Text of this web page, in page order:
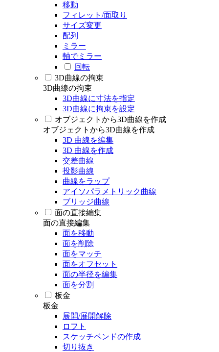
移動
フィレット/面取り
サイズ変更
配列
ミラー
軸でミラー
回転
3D曲線の拘束
3D曲線の拘束
3D曲線に寸法を指定
3D曲線に拘束を設定
オブジェクトから3D曲線を作成
オブジェクトから3D曲線を作成
3D 曲線を編集
3D 曲線を作成
交差曲線
投影曲線
曲線をラップ
アイソパラメトリック曲線
ブリッジ曲線
面の直接編集
面の直接編集
面を移動
面を削除
面をマッチ
面をオフセット
面の半径を編集
面を分割
板金
板金
展開/展開解除
ロフト
スケッチベンドの作成
切り抜き